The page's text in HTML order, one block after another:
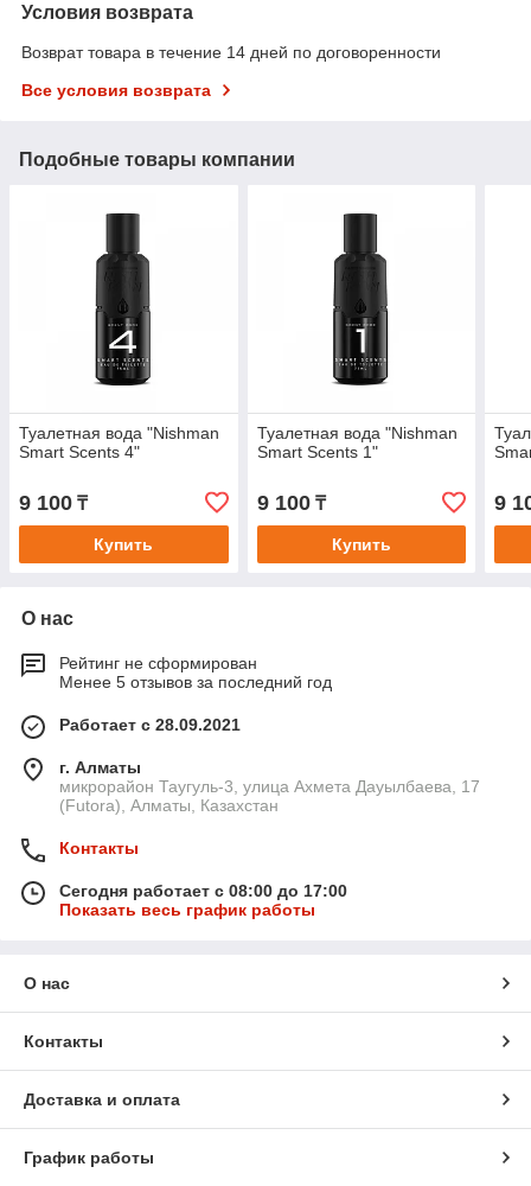
Условия возврата
Возврат товара в течение 14 дней по договоренности
Все условия возврата
Подобные товары компании
Туалетная вода "Nishman
Smart Scents 4"
9 100 ₸
Купить
Туалетная вода "Nishman
Smart Scents 1"
9 100₸
Купить
9
О нас
Рейтинг не сформирован
Менее 5 отзывов за последний год
Работает с 28.09.2021
г. Алматы
микрорайон Таугуль-3, улица Ахмета Дауылбаева, 17
(Futora), Алматы, Казахстан
Контакты
Сегодня работает с 08:00 до 17:00
Показать весь график работы
О нас
Контакты
Доставка и оплата
График работы